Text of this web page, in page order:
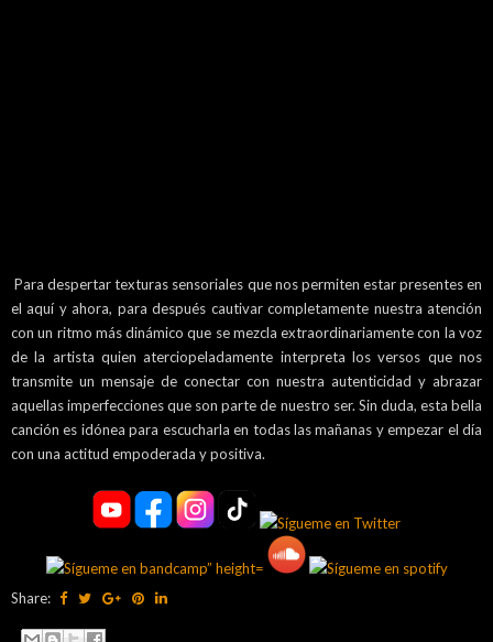
Para despertar texturas sensoriales que nos permiten estar presentes en
el aquí y ahora, para después cautivar completamente nuestra atención
con un ritmo más dinámico que se mezcla extraordinariamente con la voz
de la artista quien aterciopeladamente interpreta los versos que nos
transmite un mensaje de conectar con nuestra autenticidad y abrazar
aquellas imperfecciones que son parte de nuestro ser. Sin duda, esta bella
canción es idónea para escucharla en todas las mañanas y empezar el día
con una actitud empoderada y positiva.
Share: